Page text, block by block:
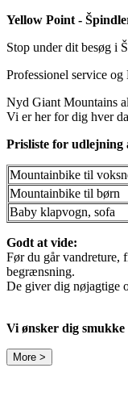
Yellow Point -
Stop under dit besøg i
Professionel service
Nyd Giant Mountains
Vi er her for dig hver
Prisliste for udlejning
Mountainbike til
Mountainbike til børn
Baby klapvogn, sofa
Godt at vide:
Før du går vandreture,
begrænsning.
De giver dig nøjagtige
Vi ønsker dig
More >